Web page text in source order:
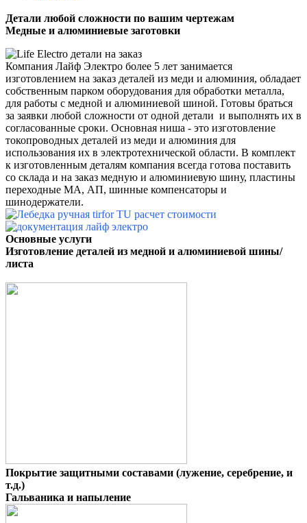
Детали любой сложности по вашим чертежам
Медные и алюминиевые заготовки
Компания Лайф Электро более 5 лет занимается
изготовлением на заказ деталей из меди и алюминия, обладает
собственным парком оборудования для обработки металла,
для работы с медной и алюминиевой шиной. Готовы браться
за заявки любой сложности от одной детали и выполнять их в
согласованные сроки. Основная ниша - это изготовление
токопроводных деталей из меди и алюминия для
использования их в электротехнической области. В комплект
к изготовленным деталям компания всегда готова поставить
со склада и на заказ медную и алюминиевую шину, пластины
переходные МА, АП, шинные компенсаторы и
шинодержатели.
Основные услуги
Изготовление деталей из медной и алюминиевой шины/
листа
Покрытие защитными составами (лужение, серебрение, и
т.д.)
Гальваника и напыление